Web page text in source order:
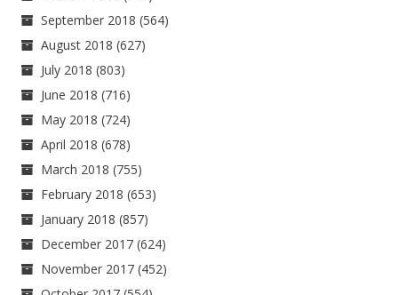
September 2018 (564)
August 2018 (627)
July 2018 (803)
June 2018 (716)
May 2018 (724)
April 2018 (678)
March 2018 (755)
February 2018 (653)
January 2018 (857)
December 2017 (624)
November 2017 (452)